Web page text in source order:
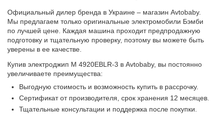
Официальный дилер бренда в Украине – магазин Avtobaby.
Мы предлагаем только оригинальные электромобили Бэмби
по лучшей цене. Каждая машина проходит предпродажную
подготовку и тщательную проверку, поэтому вы можете быть
уверены в ее качестве.
Купив электроджип M 4920EBLR-3 в Avtobaby, вы постоянно
увеличиваете преимущества:
Выгодную стоимость и возможность купить в рассрочку.
Сертификат от производителя, срок хранения 12 месяцев.
Тщательные консультации и поддержка после покупки.